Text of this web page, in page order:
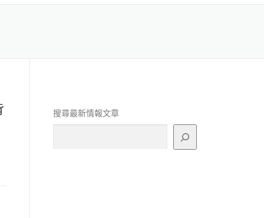
搜尋最新情報文章